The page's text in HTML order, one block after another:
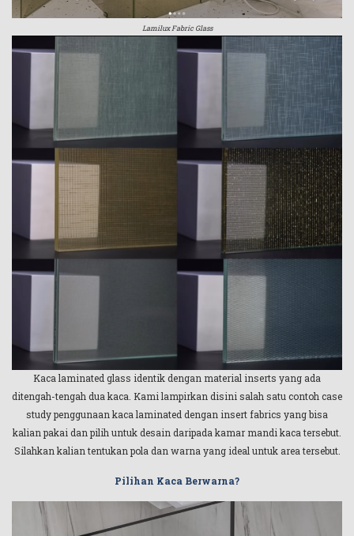
Lamilux Fabric Glass
Kaca laminated glass identik dengan material inserts yang ada
ditengah-tengah dua kaca. Kami lampirkan disini salah satu contoh case
study penggunaan kaca laminated dengan insert fabrics yang bisa
kalian pakai dan pilih untuk desain daripada kamar mandi kaca tersebut.
Silahkan kalian tentukan pola dan warna yang ideal untuk area tersebut.
Pilihan Kaca Berwarna?